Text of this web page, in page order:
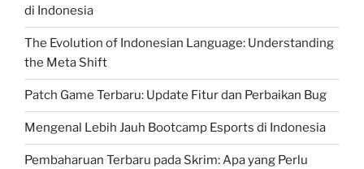
di Indonesia
The Evolution of Indonesian Language: Understanding
the Meta Shift
Patch Game Terbaru: Update Fitur dan Perbaikan Bug
Mengenal Lebih Jauh Bootcamp Esports di Indonesia
Pembaharuan Terbaru pada Skrim: Apa yang Perlu